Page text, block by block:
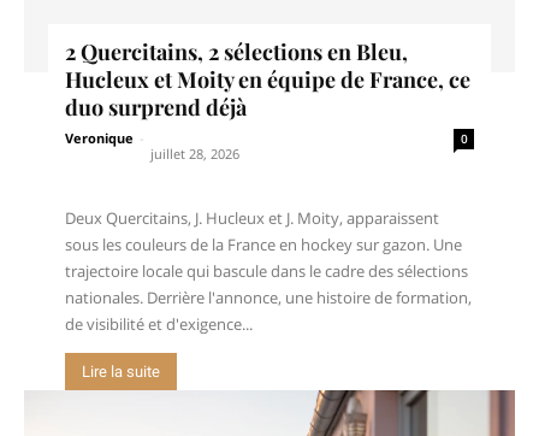
2 Quercitains, 2 sélections en Bleu,
Hucleux et Moity en équipe de France, ce
duo surprend déjà
Veronique
juillet 28, 2026
0
Deux Quercitains, J. Hucleux et J. Moity, apparaissent
sous les couleurs de la France en hockey sur gazon. Une
trajectoire locale qui bascule dans le cadre des sélections
nationales. Derrière l'annonce, une histoire de formation,
de visibilité et d'exigence...
Lire la suite